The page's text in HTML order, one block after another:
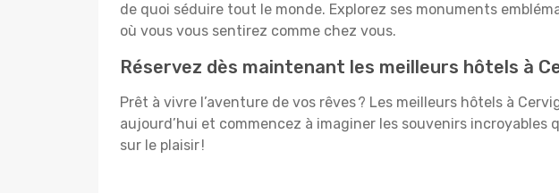
de quoi séduire tout le monde. Explorez ses monuments
où vous vous sentirez comme chez vous.
Réservez dès maintenant les meilleurs hôtels à
Prêt à vivre l’aventure de vos rêves ? Les meilleurs hôtels à
aujourd’hui et commencez à imaginer les souvenirs
sur le plaisir !